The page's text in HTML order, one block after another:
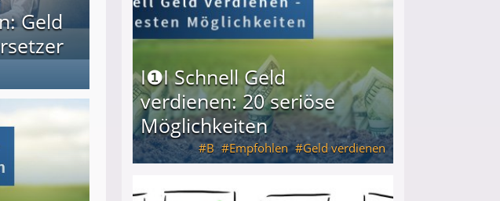
Geld
I❶I Schnell Geld
verdienen: 20 seriöse
Möglichkeiten
B Empfohlen Geld verdienen
20 seriöse Möglichkeiten